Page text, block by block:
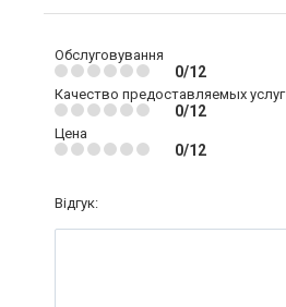
Обслуговування
0/12
Качество предоставляемых услуг
0/12
Цена
0/12
Відгук: